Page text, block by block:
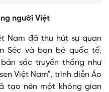
người Việt
Nam đã thu hút sự quan
Séc và bạn bè quốc tế.
sắc truyền thống như
Việt Nam", trình diễn Áo
tạo nên một không gian